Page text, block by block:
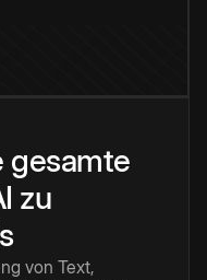
gesamte
zu
von Text,